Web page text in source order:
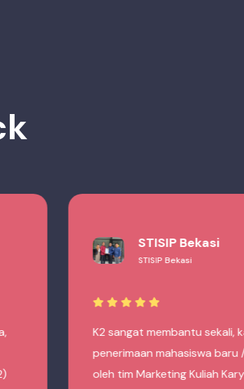
Akbid Isma
Akbid Isma Husada
Dengan hadirnya K2 sangat
dalam proses rekrutmen
proses penerimaan